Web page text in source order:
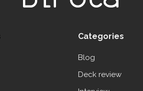
Categories
Blog
Deck review